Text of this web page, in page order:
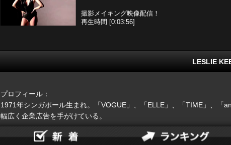
撮影メイキング映像配信！
再生時間 [0:03:56]
LESLIE
プロフィール：
1971年シンガポール生まれ。「VOGUE」、「ELLE」、「TIME」、「
幅広く企業広告を手がけている。